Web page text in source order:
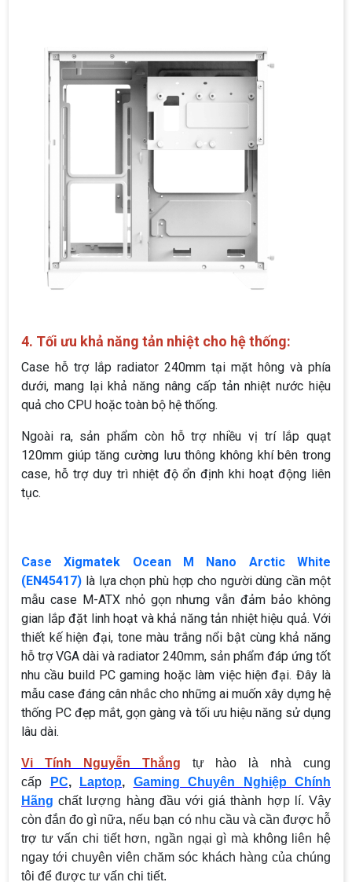
4. Tối ưu khả năng tản nhiệt cho hệ thống:
Case hỗ trợ lắp radiator 240mm tại mặt hông và phía
dưới, mang lại khả năng nâng cấp tản nhiệt nước hiệu
quả cho CPU hoặc toàn bộ hệ thống.
Ngoài ra, sản phẩm còn hỗ trợ nhiều vị trí lắp quạt
120mm giúp tăng cường lưu thông không khí bên trong
case, hỗ trợ duy trì nhiệt độ ổn định khi hoạt động liên
tục.
Case Xigmatek Ocean M Nano Arctic White
(EN45417) là lựa chọn phù hợp cho người dùng cần một
mẫu case M-ATX nhỏ gọn nhưng vẫn đảm bảo không
gian lắp đặt linh hoạt và khả năng tản nhiệt hiệu quả. Với
thiết kế hiện đại, tone màu trắng nổi bật cùng khả năng
hỗ trợ VGA dài và radiator 240mm, sản phẩm đáp ứng tốt
nhu cầu build PC gaming hoặc làm việc hiện đại. Đây là
mẫu case đáng cân nhắc cho những ai muốn xây dựng hệ
thống PC đẹp mắt, gọn gàng và tối ưu hiệu năng sử dụng
lâu dài.
Vi Tính Nguyễn Thắng tự hào là nhà cung
cấp
PC, Laptop, Gaming Chuyên Nghiệp Chính
Hãng chất lượng hàng đầu với giá thành hợp lí. Vậy
còn đắn đo gì nữa, nếu bạn có nhu cầu và cần được hỗ
trợ tư vấn chi tiết hơn, ngần ngại gì mà không liên hệ
ngay tới chuyên viên chăm sóc khách hàng của chúng
tôi để được tư vấn chi tiết.